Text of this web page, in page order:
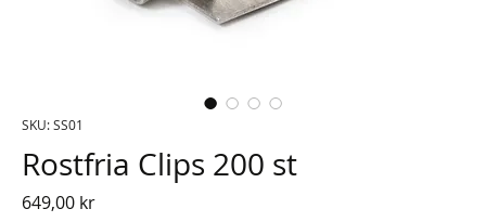
SKU: SS01
Rostfria Clips 200 st
649,00 krPris